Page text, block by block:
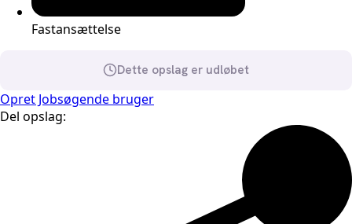
Fastansættelse
Dette opslag er udløbet
Opret Jobsøgende bruger
Del opslag: